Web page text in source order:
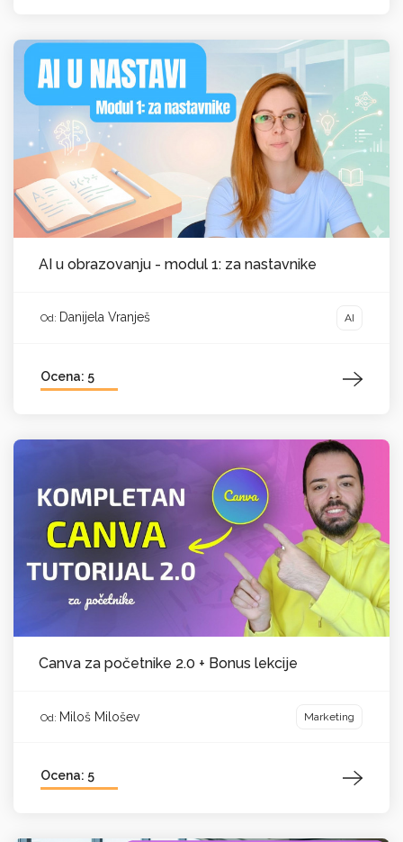
AI u obrazovanju - modul 1: za nastavnike
Od: Danijela Vranješ AI
Ocena: 5
Canva za početnike 2.0 + Bonus lekcije
Od: Miloš Milošev Marketing
Ocena: 5